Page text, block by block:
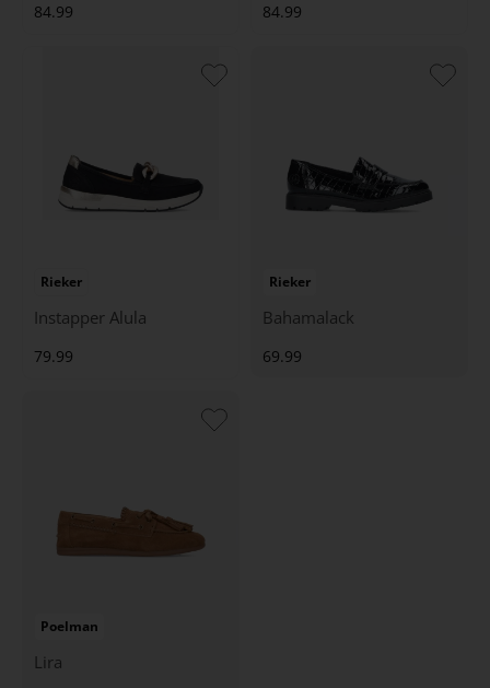
84.99 84.99
Rieker
Instapper Alula
79.99
Rieker
Bahamalack
69.99
Poelman
Lira